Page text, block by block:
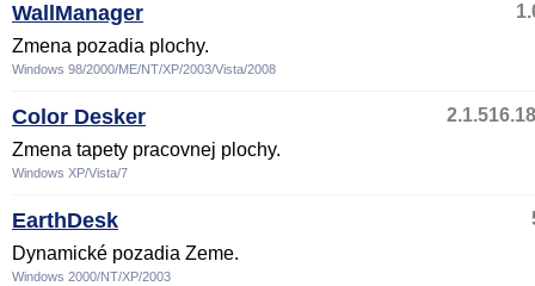
WallManager
Zmena pozadia plochy.
Windows 98/2000/ME/NT/XP/2003/Vista/2008
Color Desker
Zmena tapety pracovnej plochy.
Windows XP/Vista/7
EarthDesk
Dynamické pozadia Zeme.
Windows 2000/NT/XP/2003